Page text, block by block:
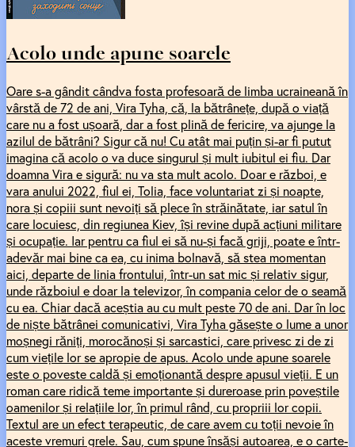
Acolo unde apune soarele
Oare s-a gândit cândva fosta profesoară de limba ucraineană în
vârstă de 72 de ani, Vira Tyha, că, la bătrânețe, după o viață
care nu a fost ușoară, dar a fost plină de fericire, va ajunge la
azilul de bătrâni? Sigur că nu! Cu atât mai puțin și-ar fi putut
imagina că acolo o va duce singurul și mult iubitul ei fiu. Dar
doamna Vira e sigură: nu va sta mult acolo. Doar e război, e
vara anului 2022, fiul ei, Tolia, face voluntariat zi și noapte,
nora și copiii sunt nevoiți să plece în străinătate, iar satul în
care locuiesc, din regiunea Kiev, își revine după acțiuni militare
și ocupație. Iar pentru ca fiul ei să nu-și facă griji, poate e într-
adevăr mai bine ca ea, cu inima bolnavă, să stea momentan
aici, departe de linia frontului, într-un sat mic și relativ sigur,
unde războiul e doar la televizor, în compania celor de o seamă
cu ea. Chiar dacă aceștia au cu mult peste 70 de ani. Dar în loc
de niște bătrânei comunicativi, Vira Tyha găsește o lume a unor
moșnegi răniți, morocănoși și sarcastici, care privesc zi de zi
cum viețile lor se apropie de apus. Acolo unde apune soarele
este o poveste caldă și emoționantă despre apusul vieții. E un
roman care ridică teme importante și dureroase prin poveștile
oamenilor și relațiile lor, în primul rând, cu propriii lor copii.
Textul are un efect terapeutic, de care avem cu toții nevoie în
aceste vremuri grele. Sau, cum spune însăși autoarea, e o carte-